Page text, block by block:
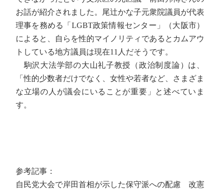
お話が紹介されました。尾辻かな子元衆院議員が代表
理事を務める「LGBT政策情報センター」（大阪市）
によると、自らを性的マイノリティであるとカムアウ
トしている地方議員は現在11人だそうです。
駒沢大法学部の大山礼子教授（政治制度論）は、
「性的少数者だけでなく、女性や若者など、さまざま
な立場の人が議会にいることが重要」と述べていま
す。
参考記事：
自民党大会で岸田首相が示した保守派への配慮 改憲